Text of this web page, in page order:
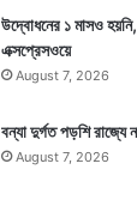
উদ্বোধনের ১ মাসও
এক্সপ্রেসওয়ে
August 7, 2026
বন্যা দুর্গত পড়শি রাজ্যে
August 7, 2026